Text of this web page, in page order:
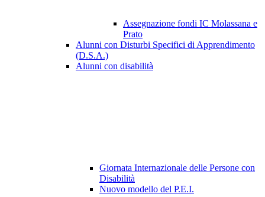
Assegnazione fondi IC Molassana e
Prato
Alunni con Disturbi Specifici di Apprendimento
(D.S.A.)
Alunni con disabilità
Giornata Internazionale delle Persone con
Disabilità
Nuovo modello del P.E.I.